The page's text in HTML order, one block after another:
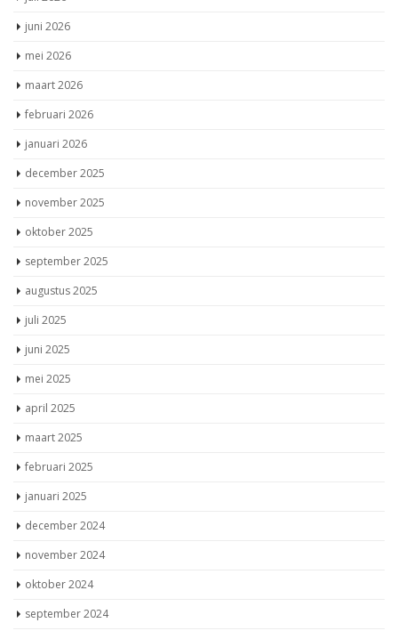
juni 2026
mei 2026
maart 2026
februari 2026
januari 2026
december 2025
november 2025
oktober 2025
september 2025
augustus 2025
juli 2025
juni 2025
mei 2025
april 2025
maart 2025
februari 2025
januari 2025
december 2024
november 2024
oktober 2024
september 2024